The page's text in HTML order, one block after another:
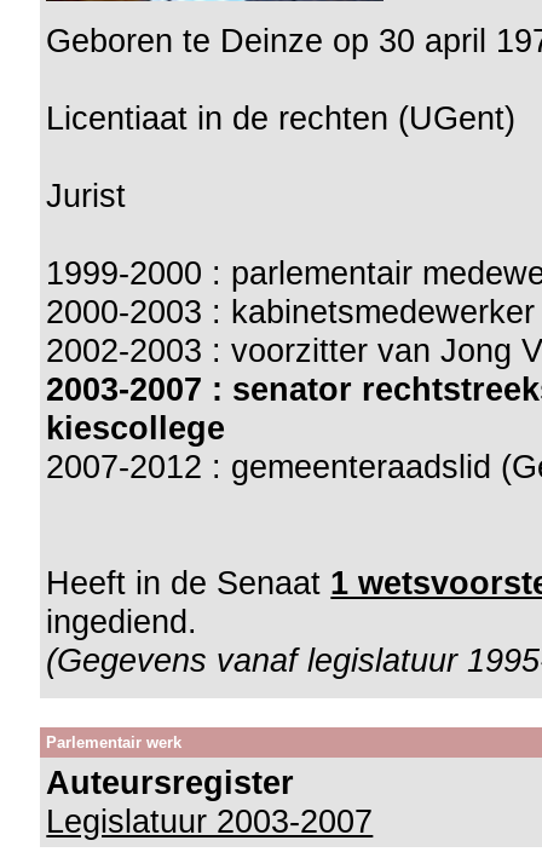
Geboren te Deinze op 30 april
Licentiaat in de rechten (UGent)
Jurist
1999-2000 : parlementair
2000-2003 :
2002-2003 : voorzitter van Jong
2003-2007 : senator
kiescollege
2007-2012 : gemeenteraadslid
Heeft in de Senaat 1
ingediend.
(Gegevens vanaf legislatuur
Parlementair werk
Auteursregister
Legislatuur 2003-2007